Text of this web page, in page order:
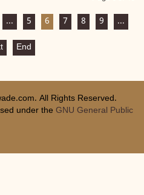
... 5 6 7 8 9 ...
End
All Rights Reserved.
under the GNU General Public